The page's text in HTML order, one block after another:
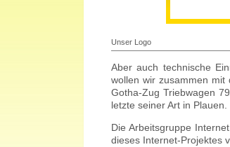
Unser Logo
Aber auch technische
wollen wir zusammen mit
Gotha-Zug Triebwagen
letzte seiner Art in Plauen.
Die Arbeitsgruppe
dieses Internet-Projektes